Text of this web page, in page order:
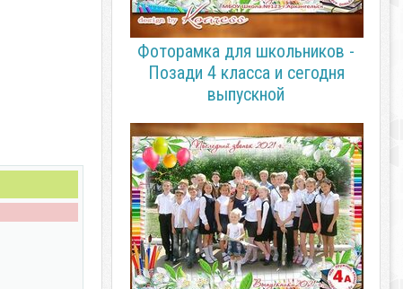
Фоторамка для школьников -
Позади 4 класса и сегодня
выпускной